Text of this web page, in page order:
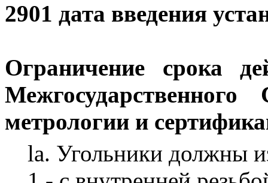
2901 дата введения
Ограничение срока
метрологии и
la. Угольники должны